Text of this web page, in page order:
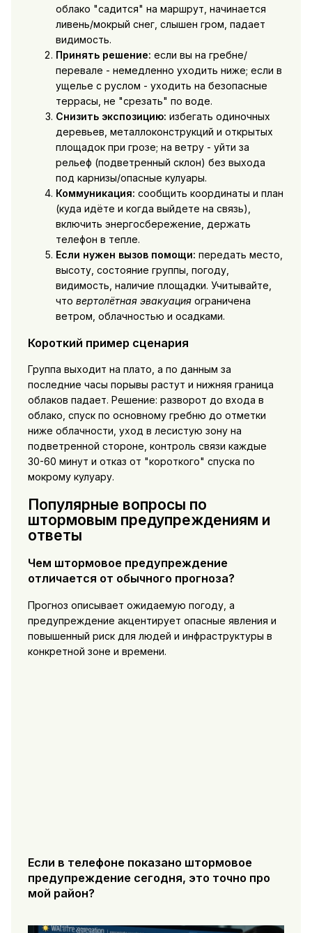
облако "садится" на маршрут, начинается
ливень/мокрый снег, слышен гром, падает
видимость.
Принять решение: если вы на гребне/
перевале - немедленно уходить ниже; если в
ущелье с руслом - уходить на безопасные
террасы, не "срезать" по воде.
Снизить экспозицию: избегать одиночных
деревьев, металлоконструкций и открытых
площадок при грозе; на ветру - уйти за
рельеф (подветренный склон) без выхода
под карнизы/опасные кулуары.
Коммуникация: сообщить координаты и план
(куда идёте и когда выйдете на связь),
включить энергосбережение, держать
телефон в тепле.
Если нужен вызов помощи: передать место,
высоту, состояние группы, погоду,
видимость, наличие площадки. Учитывайте,
что вертолётная эвакуацияограничена
ветром, облачностью и осадками.
Короткий пример сценария
Группа выходит на плато, а по данным за
последние часы порывы растут и нижняя граница
облаков падает. Решение: разворот до входа в
облако, спуск по основному гребню до отметки
ниже облачности, уход в лесистую зону на
подветренной стороне, контроль связи каждые
30-60 минут и отказ от "короткого" спуска по
мокрому кулуару.
Популярные вопросы по
штормовым предупреждениям и
ответы
Чем штормовое предупреждение
отличается от обычного прогноза?
Прогноз описывает ожидаемую погоду, а
предупреждение акцентирует опасные явления и
повышенный риск для людей и инфраструктуры в
конкретной зоне и времени.
Если в телефоне показано штормовое
предупреждение сегодня, это точно про
мой район?